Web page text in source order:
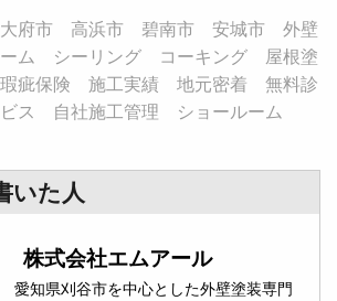
府市 高浜市 碧南市 安城市 外壁
ム シーリング コーキング 屋根塗
保険 施工実績 地元密着 無料診
ス 自社施工管理 ショールーム
いた人
株式会社エムアール
愛知県刈谷市を中心とした外壁塗装専門